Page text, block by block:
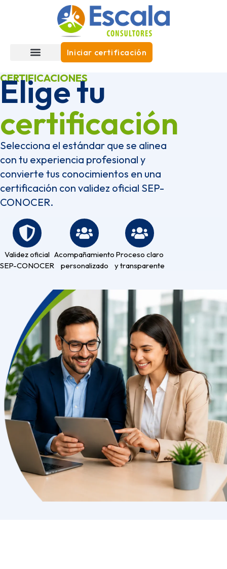
Iniciar certificación
CERTIFICACIONES
Elige tu
certificación
Selecciona el estándar que se alinea
con tu experiencia profesional y
convierte tus conocimientos en una
certificación con validez oficial SEP-
CONOCER.
Validez oficial
SEP-CONOCER
Acompañamiento
personalizado
Proceso claro
y transparente